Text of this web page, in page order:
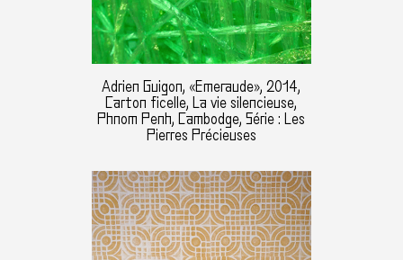
Adrien Guigon, «Emeraude», 2014,
Carton ficelle, La vie silencieuse,
Phnom Penh, Cambodge, Série : Les
Pierres Précieuses